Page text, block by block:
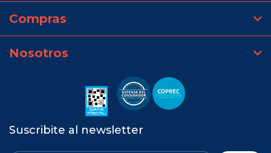
Compras
Nosotros
Suscribite al newsletter